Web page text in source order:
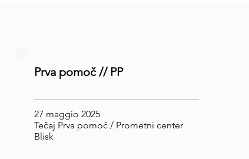
Prva pomoč // PP
27 maggio 2025
Tečaj Prva pomoč / Prometni center
Blisk